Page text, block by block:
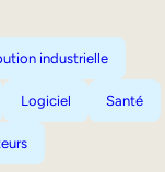
industrielle
Logiciel Santé